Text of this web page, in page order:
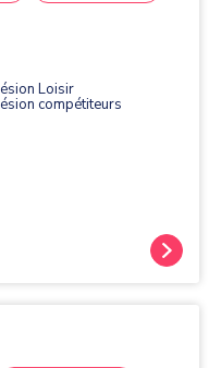
Loisir
compétiteurs